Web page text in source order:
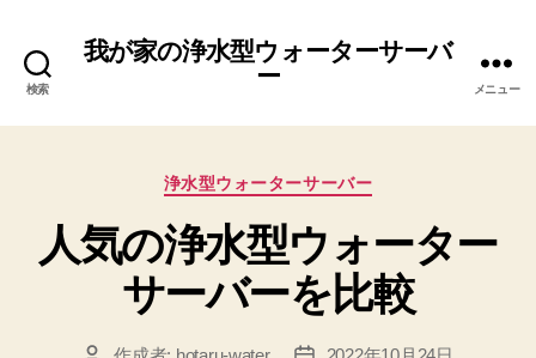
検索
我が家の浄水型ウォーターサーバ
ー
メニュー
カ
ゴ
リ
ー
浄水型ウォーターサーバー
人気の浄水型ウォーター
サーバーを比較